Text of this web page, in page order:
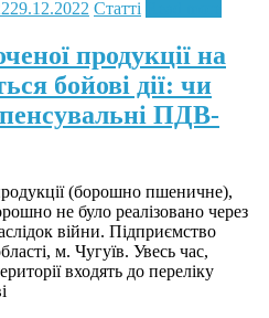
29.12.2022 Статті
продукції на
бойові дії: чи
ПДВ-
(борошно пшеничне),
не було реалізовано через
війни. Підприємство
м. Чугуїв. Увесь час,
входять до переліку